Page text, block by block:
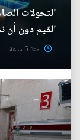
التحولات
القيم دون أن
منذ 5 ساعة